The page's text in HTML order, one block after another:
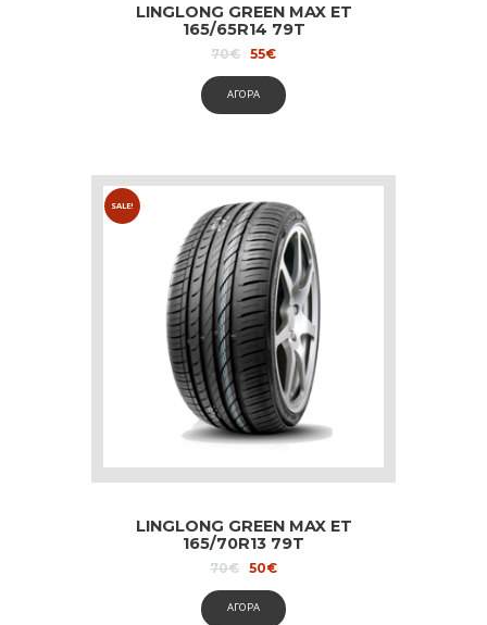
LINGLONG GREEN MAX ET
165/65R14 79T
70€
Original
was:
70€.
55€Current
is:
55€.
ΑΓΟΡΑ
SALE!
LINGLONG GREEN MAX ET
165/70R13 79T
70€
Original
was:
70€.
50€Current
is:
50€.
ΑΓΟΡΑ